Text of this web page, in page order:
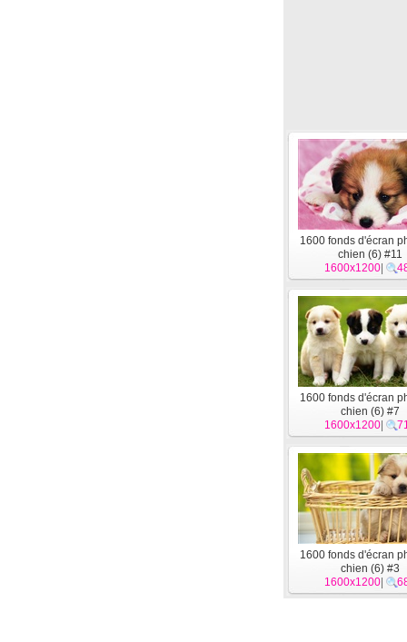
1600 fonds d'écran
chien (6) #11
1600x1200
1600 fonds d'écran
chien (6) #7
1600x1200
1600 fonds d'écran
chien (6) #3
1600x1200